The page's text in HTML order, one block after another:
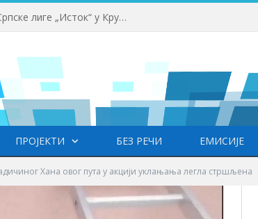
Почео семинар за судије и делегате Српске лиге „Исток“ у Крушевцу
ПРОЈЕКТИ БЕЗ РЕЧИ ЕМИСИЈЕ
Хана овог пута у акцији уклањања легла стршљена